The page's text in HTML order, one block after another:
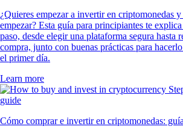
¿Quieres empezar a invertir en criptomonedas
empezar? Esta guía para principiantes te
paso, desde elegir una plataforma segura hasta
compra, junto con buenas prácticas para
el primer día.
Learn more
Cómo comprar e invertir en criptomonedas: